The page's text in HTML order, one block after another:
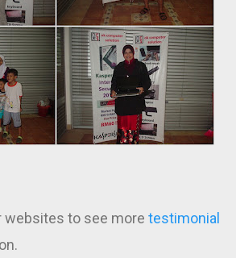
websites to see more testimonial